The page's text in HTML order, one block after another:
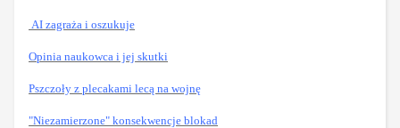
AI zagraża i oszukuje
Opinia naukowca i jej skutki
Pszczoły z plecakami lecą na wojnę
"Niezamierzone" konsekwencje blokad